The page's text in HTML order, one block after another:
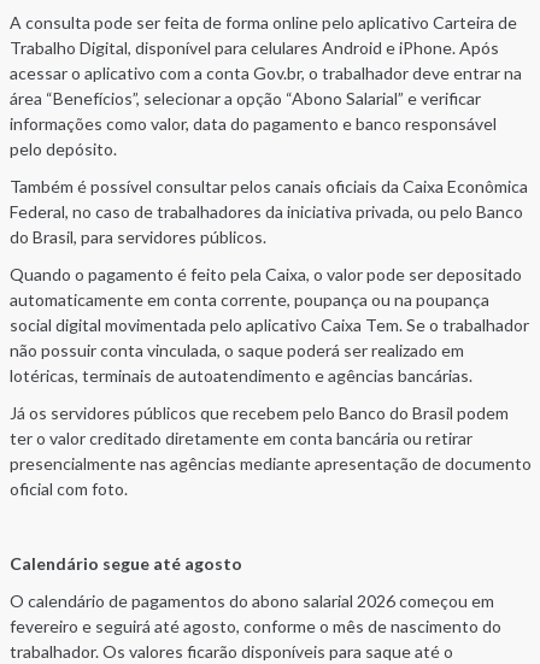
A consulta pode ser feita de forma online pelo aplicativo Carteira de
Trabalho Digital, disponível para celulares Android e iPhone. Após
acessar o aplicativo com a conta Gov.br, o trabalhador deve entrar na
área “Benefícios”, selecionar a opção “Abono Salarial” e verificar
informações como valor, data do pagamento e banco responsável
pelo depósito.
Também é possível consultar pelos canais oficiais da Caixa Econômica
Federal, no caso de trabalhadores da iniciativa privada, ou pelo Banco
do Brasil, para servidores públicos.
Quando o pagamento é feito pela Caixa, o valor pode ser depositado
automaticamente em conta corrente, poupança ou na poupança
social digital movimentada pelo aplicativo Caixa Tem. Se o trabalhador
não possuir conta vinculada, o saque poderá ser realizado em
lotéricas, terminais de autoatendimento e agências bancárias.
Já os servidores públicos que recebem pelo Banco do Brasil podem
ter o valor creditado diretamente em conta bancária ou retirar
presencialmente nas agências mediante apresentação de documento
oficial com foto.
Calendário segue até agosto
O calendário de pagamentos do abono salarial 2026 começou em
fevereiro e seguirá até agosto, conforme o mês de nascimento do
trabalhador. Os valores ficarão disponíveis para saque até o